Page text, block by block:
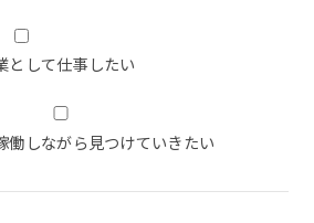
として仕事したい
働しながら見つけていきたい